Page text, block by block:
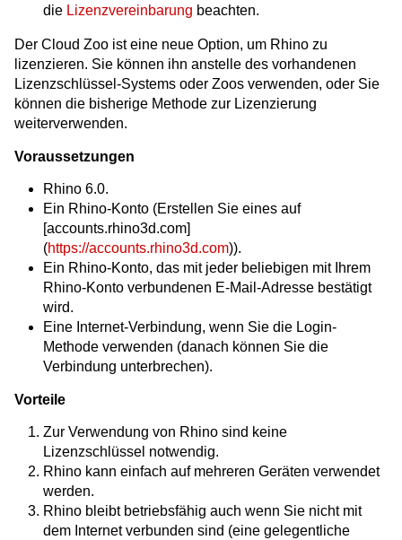
die Lizenzvereinbarung beachten.
Der Cloud Zoo ist eine neue Option, um Rhino zu
lizenzieren. Sie können ihn anstelle des vorhandenen
Lizenzschlüssel-Systems oder Zoos verwenden, oder Sie
können die bisherige Methode zur Lizenzierung
weiterverwenden.
Voraussetzungen
Rhino 6.0.
Ein Rhino-Konto (Erstellen Sie eines auf
[accounts.rhino3d.com]
(https://accounts.rhino3d.com)).
Ein Rhino-Konto, das mit jeder beliebigen mit Ihrem
Rhino-Konto verbundenen E-Mail-Adresse bestätigt
wird.
Eine Internet-Verbindung, wenn Sie die Login-
Methode verwenden (danach können Sie die
Verbindung unterbrechen).
Vorteile
Zur Verwendung von Rhino sind keine
Lizenzschlüssel notwendig.
Rhino kann einfach auf mehreren Geräten verwendet
werden.
Rhino bleibt betriebsfähig auch wenn Sie nicht mit
dem Internet verbunden sind (eine gelegentliche